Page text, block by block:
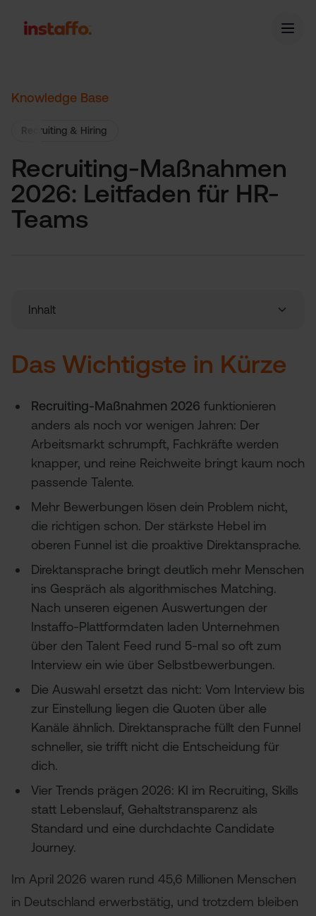
Knowledge Base
Recruiting & Hiring
Recruiting-Maßnahmen
2026: Leitfaden für HR-
Teams
Inhalt
Was Recruiting-Maßnahmen sind und warum sie
Der Recruiting-Prozess: die wichtigsten Phasen
Die wichtigsten Recruiting-Maßnahmen und
Methoden
Beide Wege kombiniert: das Beispiel Instaffo
Recruiting-Kennzahlen, die du im Blick behalten
solltest
Recruiting-Trends 2026: Was sich ändert
Handlungsempfehlungen: So setzt du Recruiting-
Fazit
Das Wichtigste in Kürze
Recruiting-Maßnahmen 2026 funktionieren
anders als noch vor wenigen Jahren: Der
Arbeitsmarkt schrumpft, Fachkräfte werden
knapper, und reine Reichweite bringt kaum noch
passende Talente.
Mehr Bewerbungen lösen dein Problem nicht,
die richtigen schon. Der stärkste Hebel im
oberen Funnel ist die proaktive Direktansprache.
Direktansprache bringt deutlich mehr Menschen
ins Gespräch als algorithmisches Matching.
Nach unseren eigenen Auswertungen der
Instaffo-Plattformdaten laden Unternehmen
über den Talent Feed rund 5-mal so oft zum
Interview ein wie über Selbstbewerbungen.
Die Auswahl ersetzt das nicht: Vom Interview bis
zur Einstellung liegen die Quoten über alle
Kanäle ähnlich. Direktansprache füllt den Funnel
schneller, sie trifft nicht die Entscheidung für
dich.
Vier Trends prägen 2026: KI im Recruiting, Skills
statt Lebenslauf, Gehaltstransparenz als
Standard und eine durchdachte Candidate
Journey.
Im April 2026 waren rund 45,6 Millionen Menschen
in Deutschland erwerbstätig, und trotzdem bleiben